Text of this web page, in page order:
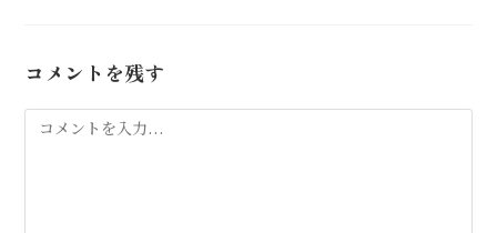
コメントを残す